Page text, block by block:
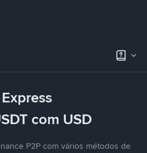
com USD
P2P com vários métodos de